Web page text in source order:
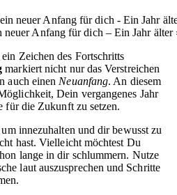
neuer Anfang für dich – Ein Jahr
Zeichen des Fortschritts
markiert nicht nur das Verstreichen
auch einen Neuanfang. An diesem
Dein vergangenes Jahr
für die Zukunft zu setzen.
innezuhalten und dir bewusst zu
hast. Vielleicht möchtest Du
lange in dir schlummern. Nutze
laut auszusprechen und Schritte